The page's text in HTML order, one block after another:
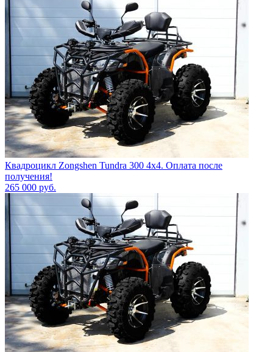
Квадроцикл Zongshen Tundra 300 4х4. Оплата после
получения!
265 000 руб.